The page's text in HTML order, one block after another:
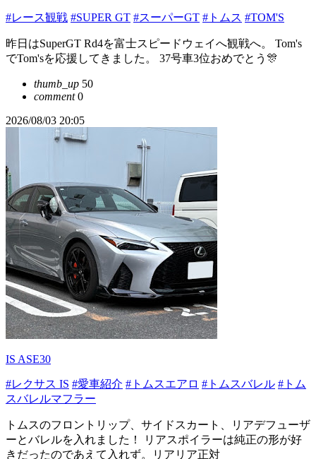
#レース観戦 #SUPER GT #スーパーGT #トムス #TOM'S
昨日はSuperGT Rd4を富士スピードウェイへ観戦へ。 Tom's
でTom'sを応援してきました。 37号車3位おめでとう🎊
thumb_up 50
comment0
2026/08/03 20:05
IS ASE30
#レクサス IS #愛車紹介 #トムスエアロ #トムスバレル #トム
スバレルマフラー
トムスのフロントリップ、サイドスカート、リアデフューザ
ーとバレルを入れました！ リアスポイラーは純正の形が好
きだったのであえて入れず。リアリア正対